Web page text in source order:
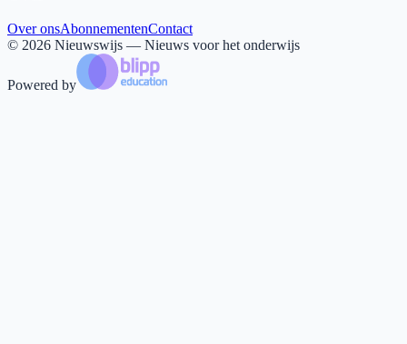
Over onsAbonnementenContact
© 2026 Nieuwswijs — Nieuws voor het onderwijs
Powered by